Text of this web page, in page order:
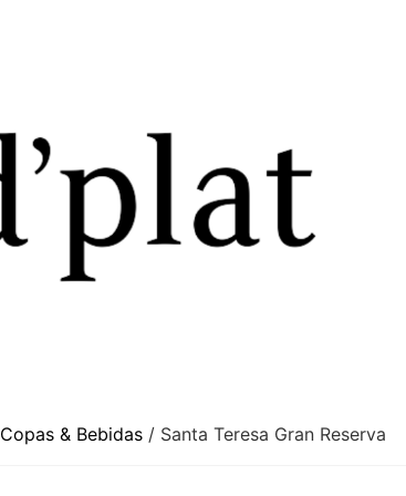
Copas & Bebidas / Santa Teresa Gran Reserva